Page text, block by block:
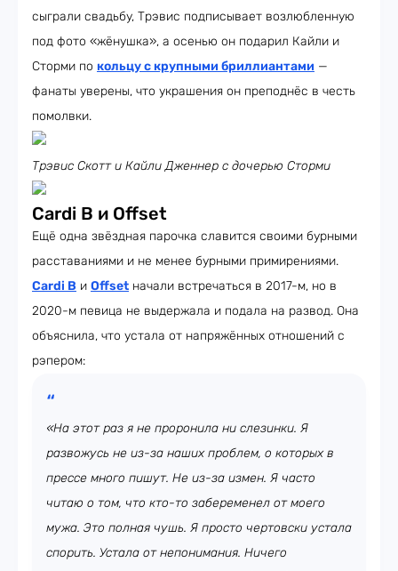
сыграли свадьбу, Трэвис подписывает возлюбленную
под фото «жёнушка», а осенью он подарил Кайли и
Сторми по кольцу с крупными бриллиантами —
фанаты уверены, что украшения он преподнёс в честь
помолвки.
Трэвис Скотт и Кайли Дженнер с дочерью Сторми
Cardi B и Offset
Ещё одна звёздная парочка славится своими бурными
расставаниями и не менее бурными примирениями.
Cardi B и Offset начали встречаться в 2017-м, но в
2020-м певица не выдержала и подала на развод. Она
объяснила, что устала от напряжённых отношений с
рэпером:
«На этот раз я не проронила ни слезинки. Я
развожусь не из-за наших проблем, о которых в
прессе много пишут. Не из-за измен. Я часто
читаю о том, что кто-то забеременел от моего
мужа. Это полная чушь. Я просто чертовски устала
спорить. Устала от непонимания. Ничего